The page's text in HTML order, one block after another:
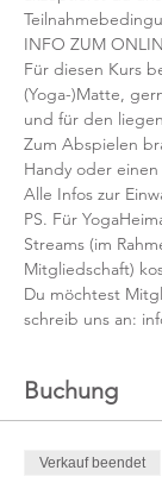
INFO ZUM
Für diesen Kurs
(Yoga-)Matte,
und für den
Zum Abspielen
Handy oder einen
Alle Infos zur
PS. Für
Streams (im
Mitgliedschaft)
Du möchtest
schreib uns an:
Buchung
Verkauf beendet